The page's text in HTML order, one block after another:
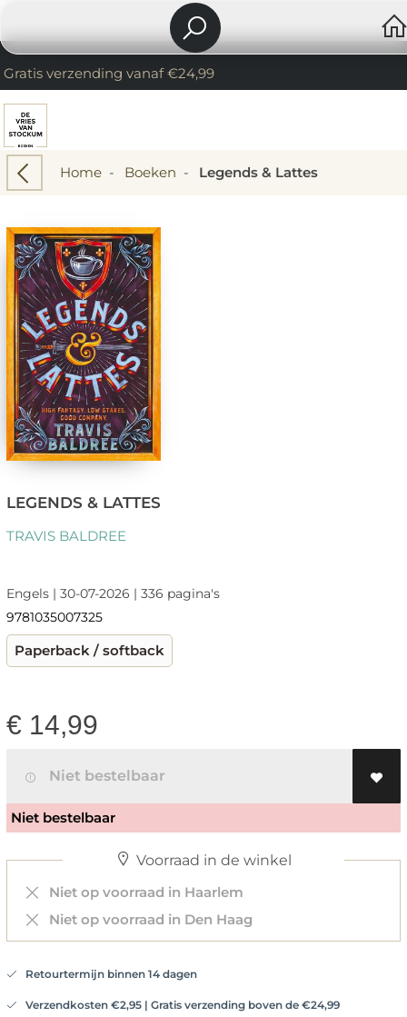
Gratis verzending vanaf €24,99
Home- Boeken - Legends & Lattes
LEGENDS & LATTES
TRAVIS BALDREE
Engels | 30-07-2026 | 336 pagina's
9781035007325
Paperback / softback
€ 14,99
Niet bestelbaar
Niet bestelbaar
Voorraad in de winkel
Niet op voorraad in Haarlem
Niet op voorraad in Den Haag
Retourtermijn binnen 14 dagen
Verzendkosten €2,95 | Gratis verzending boven de €24,99